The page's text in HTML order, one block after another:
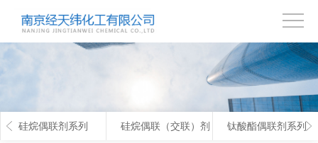
页
关
我
品
硅烷偶联剂系列 硅烷偶联（交联）剂 钛酸酯偶联剂系列